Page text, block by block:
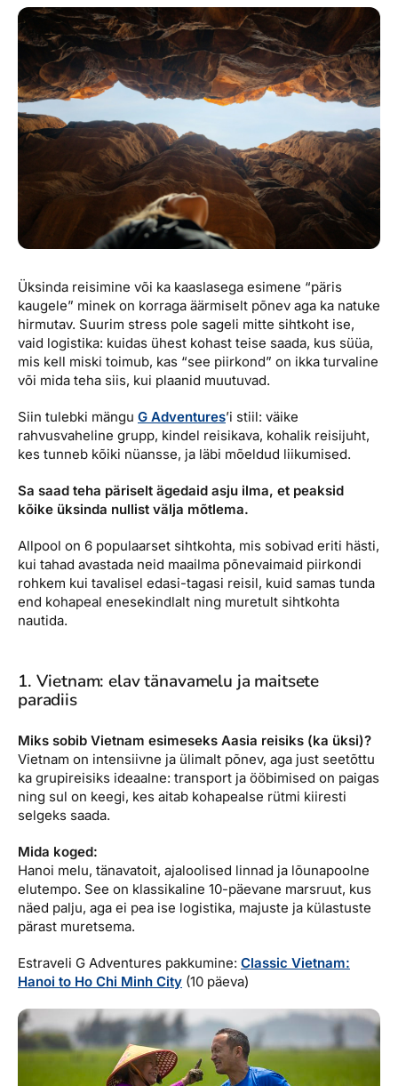
Reisitarvete e-pood
Airalo eSIM
Reisija meelespea
Kuldkaart
Platinum Club
Püsisoodustused
Boonuspunktid
Meist
Ettevõttest, kontaktid, reisikonsultandi teenus, tule
tööle, uudised...
Ettevõttest
Kontaktid
Reisikonsultandi teenus
Tule tööle
Uudised
Üksinda reisimine või ka kaaslasega esimene “päris
kaugele” minek on korraga äärmiselt põnev aga ka natuke
hirmutav. Suurim stress pole sageli mitte sihtkoht ise,
vaid logistika: kuidas ühest kohast teise saada, kus süüa,
mis kell miski toimub, kas “see piirkond” on ikka turvaline
või mida teha siis, kui plaanid muutuvad.
Siin tulebki mängu G Adventures’i stiil: väike
rahvusvaheline grupp, kindel reisikava, kohalik reisijuht,
kes tunneb kõiki nüansse, ja läbi mõeldud liikumised.
Sa saad teha päriselt ägedaid asju ilma, et peaksid
kõike üksinda nullist välja mõtlema.
Allpool on 6 populaarset sihtkohta, mis sobivad eriti hästi,
kui tahad avastada neid maailma põnevaimaid piirkondi
rohkem kui tavalisel edasi-tagasi reisil, kuid samas tunda
end kohapeal enesekindlalt ning muretult sihtkohta
nautida.
1. Vietnam: elav tänavamelu ja maitsete
paradiis
Miks sobib Vietnam esimeseks Aasia reisiks (ka üksi)?
Vietnam on intensiivne ja ülimalt põnev, aga just seetõttu
ka grupireisiks ideaalne: transport ja ööbimised on paigas
ning sul on keegi, kes aitab kohapealse rütmi kiiresti
selgeks saada.
Mida koged:
Hanoi melu, tänavatoit, ajaloolised linnad ja lõunapoolne
elutempo. See on klassikaline 10-päevane marsruut, kus
näed palju, aga ei pea ise logistika, majuste ja külastuste
pärast muretsema.
Estraveli G Adventures pakkumine: Classic Vietnam:
Hanoi to Ho Chi Minh City (10 päeva)